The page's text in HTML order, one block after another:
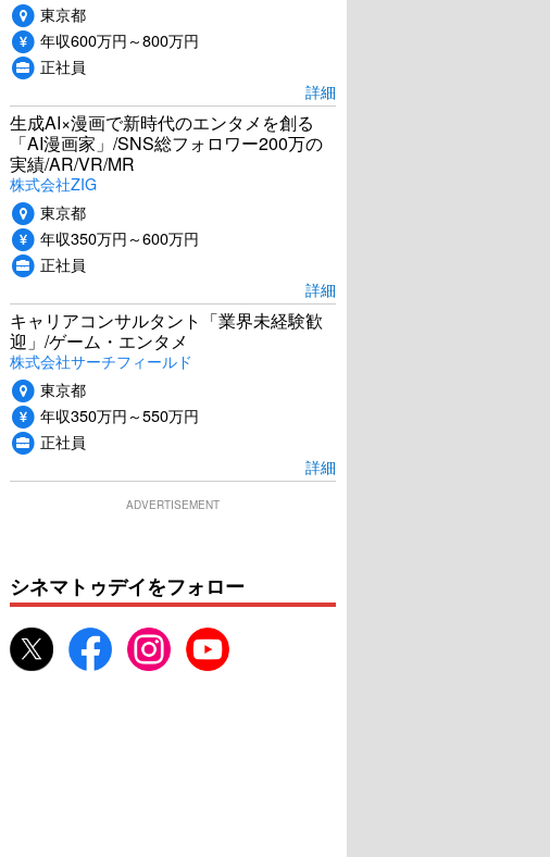
東京都
年収600万円～800万円
正社員
詳細
生成AI×漫画で新時代のエンタメを創る
「AI漫画家」/SNS総フォロワー200万の
実績/AR/VR/MR
株式会社ZIG
東京都
年収350万円～600万円
正社員
詳細
キャリアコンサルタント「業界未経験歓
迎」/ゲーム・エンタメ
株式会社サーチフィールド
東京都
年収350万円～550万円
正社員
詳細
ADVERTISEMENT
シネマトゥデイをフォロー